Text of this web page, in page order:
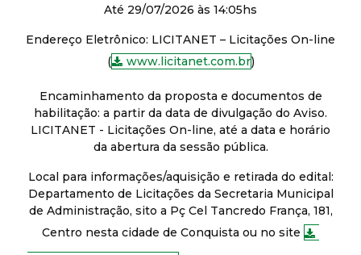
Até 29/07/2026 às 14:05hs
Endereço Eletrônico: LICITANET – Licitações On-line
(
www.licitanet.com.br)
Encaminhamento da proposta e documentos de
habilitação: a partir da data de divulgação do Aviso.
LICITANET - Licitações On-line, até a data e horário
da abertura da sessão pública.
Local para informações/aquisição e retirada do edital:
Departamento de Licitações da Secretaria Municipal
de Administração, sito a Pç Cel Tancredo França, 181,
Centro nesta cidade de Conquista ou no site